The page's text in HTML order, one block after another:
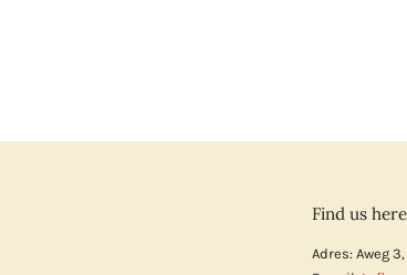
Find us here
Adres: Aweg